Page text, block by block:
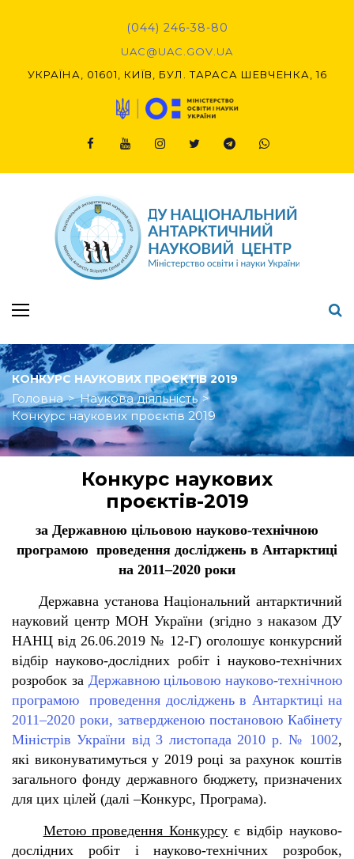
(044) 246-38-80
UAC@UAC.GOV.UA​​
УКРАЇНА, 01601, КИЇВ, БУЛ. ТАРАСА ШЕВЧЕНКА, 16
КОНКУРС НАУКОВИХ ПРОЄКТІВ 2019
Головна > Наукова діяльність >
Конкурс наукових проєктів 2019
Конкурс наукових
проєктів-2019
за Державною цільовою науково-технічною
програмою проведення досліджень в Антарктиці
на 2011–2020 роки
Державна установа Національний антарктичний
науковий центр МОН України (згідно з наказом ДУ
НАНЦ від 26.06.2019 № 12-Г) оголошує конкурсний
відбір науково-дослідних робіт і науково-технічних
розробок за Державною цільовою науково-технічною
програмою проведення досліджень в Антарктиці на
2011–2020 роки, затвердженою постановою Кабінету
Міністрів України від 3 листопада 2010 р. № 1002,
які виконуватимуться у 2019 році за рахунок коштів
загального фонду державного бюджету, призначених
для цих цілей (далі –Конкурс, Програма).
Метою проведення Конкурсу є відбір науково-
дослідних робіт і науково-технічних розробок,